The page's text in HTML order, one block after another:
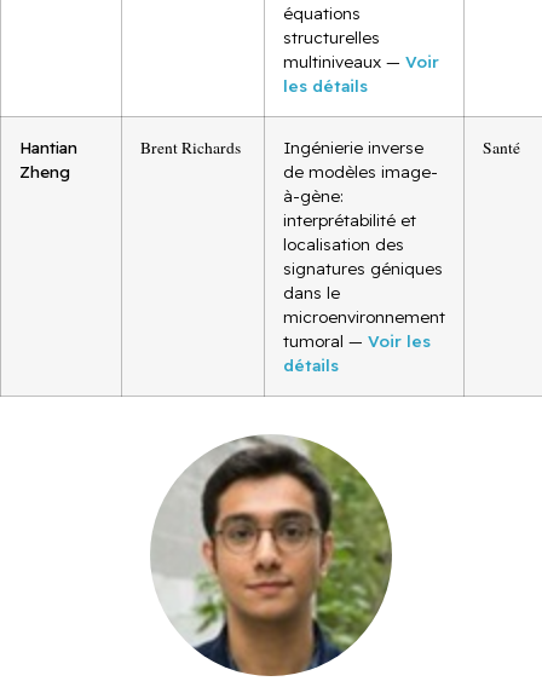
équations
structurelles
multiniveaux — Voir
les détails
Hantian
Zheng
Brent Richards
Ingénierie inverse
de modèles image-
à-gène:
interprétabilité et
localisation des
signatures géniques
dans le
microenvironnement
tumoral — Voir les
détails
Santé